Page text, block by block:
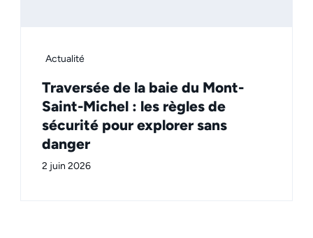
Actualité
Traversée de la baie du Mont-
Saint-Michel : les règles de
sécurité pour explorer sans
danger
2 juin 2026